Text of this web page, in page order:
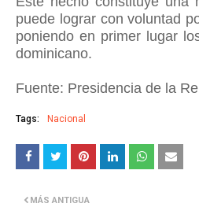
puede lograr con voluntad
poniendo en primer lugar
dominicano.
Fuente: Presidencia de la
Tags: Nacional
MÁS ANTIGUA